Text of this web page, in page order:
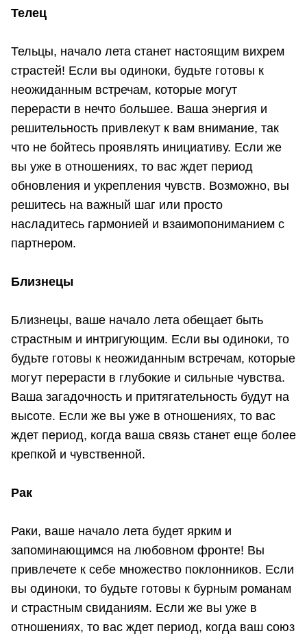
Телец
Тельцы, начало лета станет настоящим вихрем
страстей! Если вы одиноки, будьте готовы к
неожиданным встречам, которые могут
перерасти в нечто большее. Ваша энергия и
решительность привлекут к вам внимание, так
что не бойтесь проявлять инициативу. Если же
вы уже в отношениях, то вас ждет период
обновления и укрепления чувств. Возможно, вы
решитесь на важный шаг или просто
насладитесь гармонией и взаимопониманием с
партнером.
Близнецы
Близнецы, ваше начало лета обещает быть
страстным и интригующим. Если вы одиноки, то
будьте готовы к неожиданным встречам, которые
могут перерасти в глубокие и сильные чувства.
Ваша загадочность и притягательность будут на
высоте. Если же вы уже в отношениях, то вас
ждет период, когда ваша связь станет еще более
крепкой и чувственной.
Рак
Раки, ваше начало лета будет ярким и
запоминающимся на любовном фронте! Вы
привлечете к себе множество поклонников. Если
вы одиноки, то будьте готовы к бурным романам
и страстным свиданиям. Если же вы уже в
отношениях, то вас ждет период, когда ваш союз